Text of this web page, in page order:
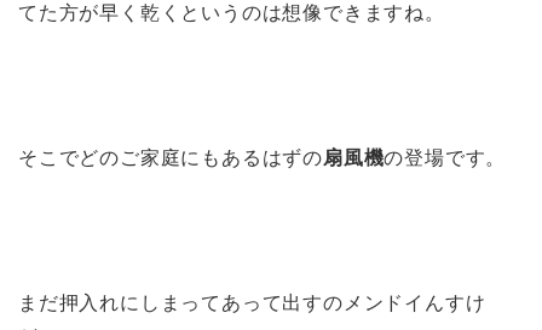
てた方が早く乾くというのは想像できますね。
そこでどのご家庭にもあるはずの扇風機の登場です。
まだ押入れにしまってあって出すのメンドイんすけ